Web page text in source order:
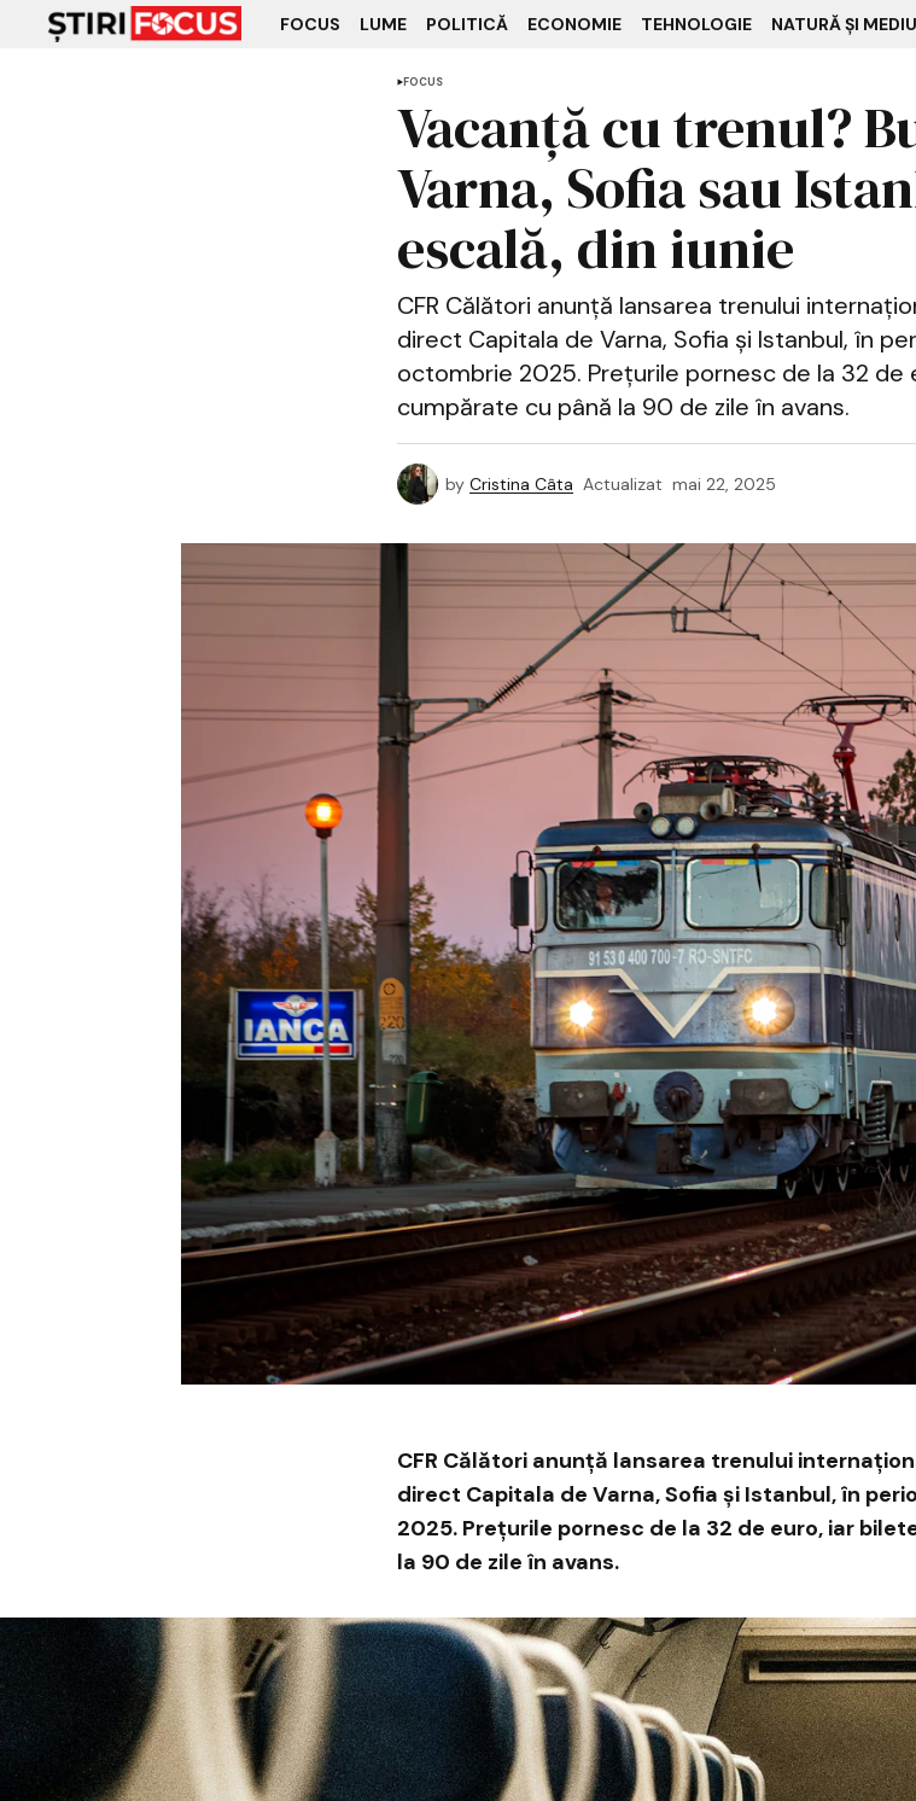
FOCUS LUME POLITICĂ ECONOMIE TEHNOLOGIE NATURĂ ȘI MEDIU
FOCUS
Vacanță cu trenul?
Varna, Sofia sau
escală, din iunie
CFR Călători anunță lansarea trenului
direct Capitala de Varna, Sofia și Istanbul, în
octombrie 2025. Prețurile pornesc de la 32 de
cumpărate cu până la 90 de zile în avans.
by Cristina Câta Actualizat mai 22, 2025
CFR Călători anunță lansarea trenului
direct Capitala de Varna, Sofia și Istanbul, în
2025. Prețurile pornesc de la 32 de euro, iar
la 90 de zile în avans.